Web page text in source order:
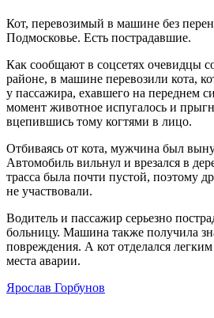
Кот, перевозимый в машине без
Подмосковье. Есть пострадавшие.
Как сообщают в соцсетях очевидцы
районе, в машине перевозили кота,
у пассажира, ехавшего на переднем
момент животное испугалось и
вцепившись тому когтями в лицо.
Отбиваясь от кота, мужчина был
Автомобиль вильнул и врезался в
трасса была почти пустой, поэтому
не участвовали.
Водитель и пассажир серьезно
больницу. Машина также получила
повреждения. А кот отделался
места аварии.
Ярослав Горбунов